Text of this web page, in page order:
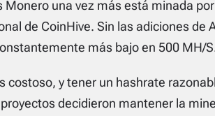
Monero una vez más está minada
de CoinHive. Sin las adiciones de
más bajo en 500 MH/
costoso, y tener un hashrate
decidieron mantener la